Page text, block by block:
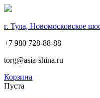
г. Тула, Новомосковское
+7 980 728-88-88
torg@asia-shina.ru
Корзина
Пуста